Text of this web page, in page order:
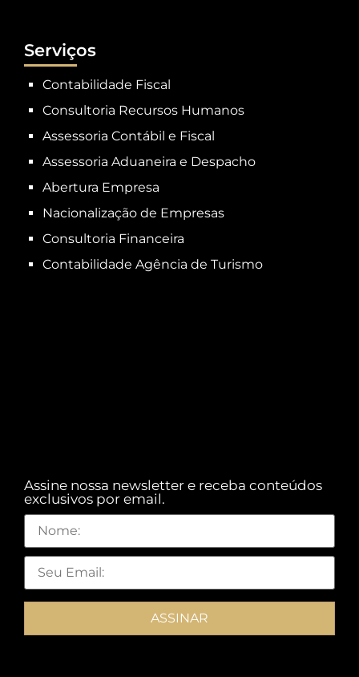
Serviços
Contabilidade Fiscal
Consultoria Recursos Humanos
Assessoria Contábil e Fiscal
Assessoria Aduaneira e Despacho
Abertura Empresa
Nacionalização de Empresas
Consultoria Financeira
Contabilidade Agência de Turismo
Assine nossa newsletter e receba conteúdos
exclusivos por email.